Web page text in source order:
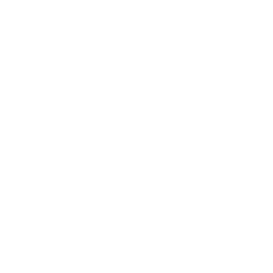
также обнаруживающие присутствие/отсутствие